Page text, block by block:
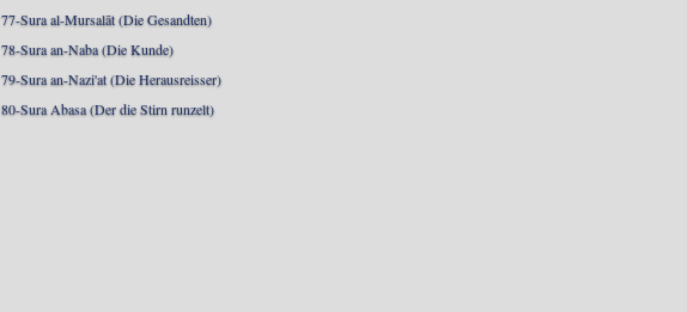
77-Sura al-Mursalāt (Die Gesandten)
78-Sura an-Naba (Die Kunde)
79-Sura an-Nazi'at (Die Herausreisser)
80-Sura Abasa (Der die Stirn runzelt)